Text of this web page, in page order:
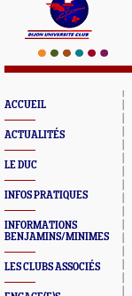
ACCUEIL
ACTUALITÉS
LE DUC
INFOS PRATIQUES
INFORMATIONS
BENJAMINS/MINIMES
LES CLUBS ASSOCIÉS